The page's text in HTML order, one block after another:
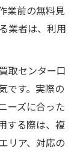
業前の無料見
業者は、利用
取センター口
です。実際の
ーズに合った
する際は、複
リア、対応の